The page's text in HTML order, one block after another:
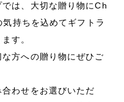
は、大切な贈り物にCh
持ちを込めてギフトラ
す。
方への贈り物にぜひご
わせをお選びいただ